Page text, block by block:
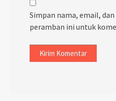
Simpan nama, email, dan
peramban ini untuk